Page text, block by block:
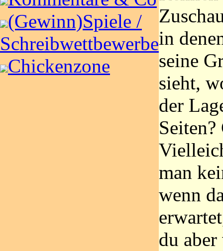
(Gewinn)Spiele /
Schreibwettbewerbe
Chickenzone
in
seine
sieht,
der
man
wenn
du